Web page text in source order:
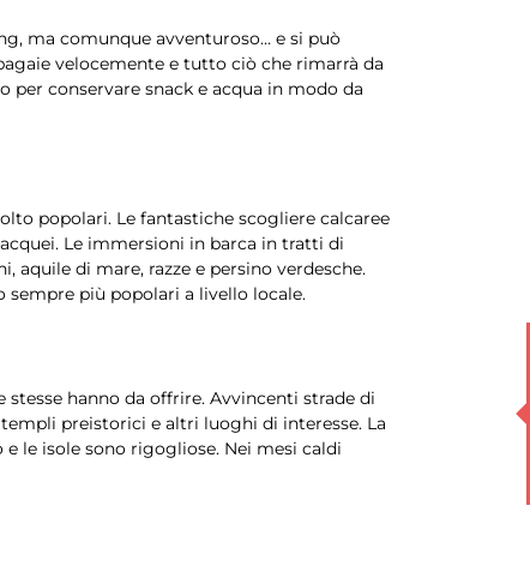
ma comunque avventuroso… e si può
velocemente e tutto ciò che rimarrà da
conservare snack e acqua in modo da
popolari. Le fantastiche scogliere calcaree
Le immersioni in barca in tratti di
di mare, razze e persino verdesche.
sempre più popolari a livello locale.
hanno da offrire. Avvincenti strade di
preistorici e altri luoghi di interesse. La
le isole sono rigogliose. Nei mesi caldi